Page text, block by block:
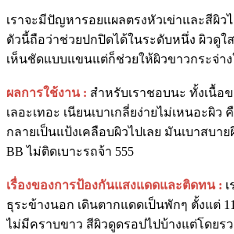
เราจะมีปัญหารอยแผลตรงหัวเข่าและสีผิว
ตัวนี้ถือว่าช่วยปกปิดได้ในระดับหนึ่ง ผิวดูใ
เห็นชัดแบบแขนแต่ก็ช่วยให้ผิวขาวกระจ่า
ผลการใช้งาน : สำหรับเราชอบนะ ทั้งเนื้อ
เลอะเทอะ เนียนเบาเกลี่ยง่ายไม่เหนอะผิว
กลายเป็นแป้งเคลือบผิวไปเลย มันเบาสบ
BB ไม่ติดเบาะรถจ้า 555
เรื่องของการป้องกันแสงแดดและติดทน :
ธุระข้างนอก เดินตากแดดเป็นพักๆ ตั้งแต่
ไม่มีคราบขาว สีผิวดูดรอปไปบ้างแต่โดยร